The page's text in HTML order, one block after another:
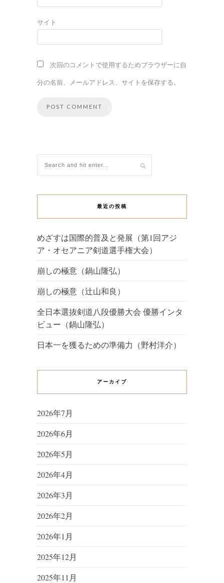
サイト
次回のコメントで使用するためブラウザーに自
分の名前、メールアドレス、サイトを保存する。
最近の投稿
めざすは国際的普及と発展（第1回アジ
ア・オセアニア剣道選手権大会）
崩しの極意（鍋山隆弘）
崩しの極意（辻山和良）
全日本選抜剣道八段優勝大会 優勝インタ
ビュー（鍋山隆弘）
日本一を獲るための準備力（野村洋介）
アーカイブ
2026年7月
2026年6月
2026年5月
2026年4月
2026年3月
2026年2月
2026年1月
2025年12月
2025年11月